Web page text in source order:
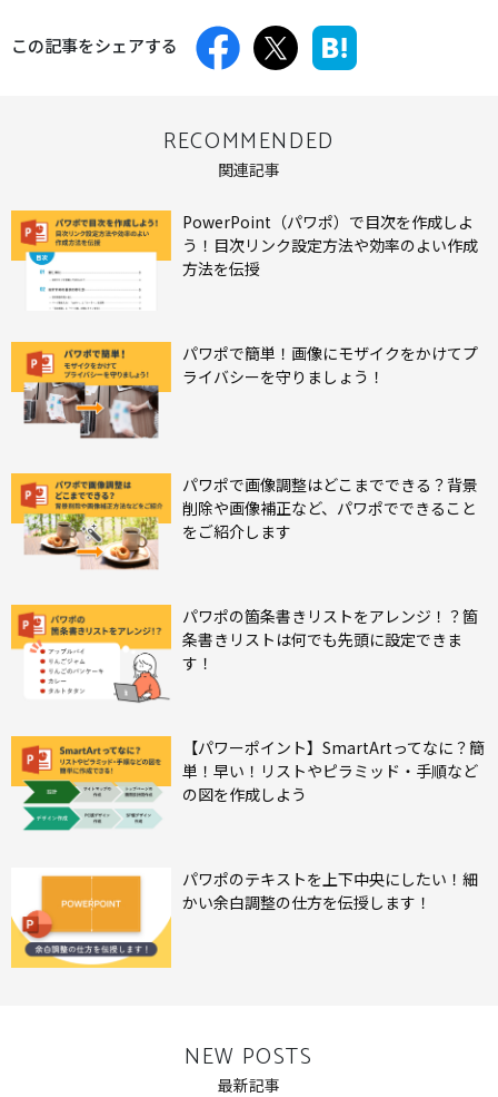
この記事をシェアする
RECOMMENDED
関連記事
PowerPoint（パワポ）で目次を作成しよ
う！目次リンク設定方法や効率のよい作成
方法を伝授
パワポで簡単！画像にモザイクをかけてプ
ライバシーを守りましょう！
パワポで画像調整はどこまでできる？背景
削除や画像補正など、パワポでできること
をご紹介します
パワポの箇条書きリストをアレンジ！？箇
条書きリストは何でも先頭に設定できま
す！
【パワーポイント】SmartArtってなに？簡
単！早い！リストやピラミッド・手順など
の図を作成しよう
パワポのテキストを上下中央にしたい！細
かい余白調整の仕方を伝授します！
NEW POSTS
最新記事